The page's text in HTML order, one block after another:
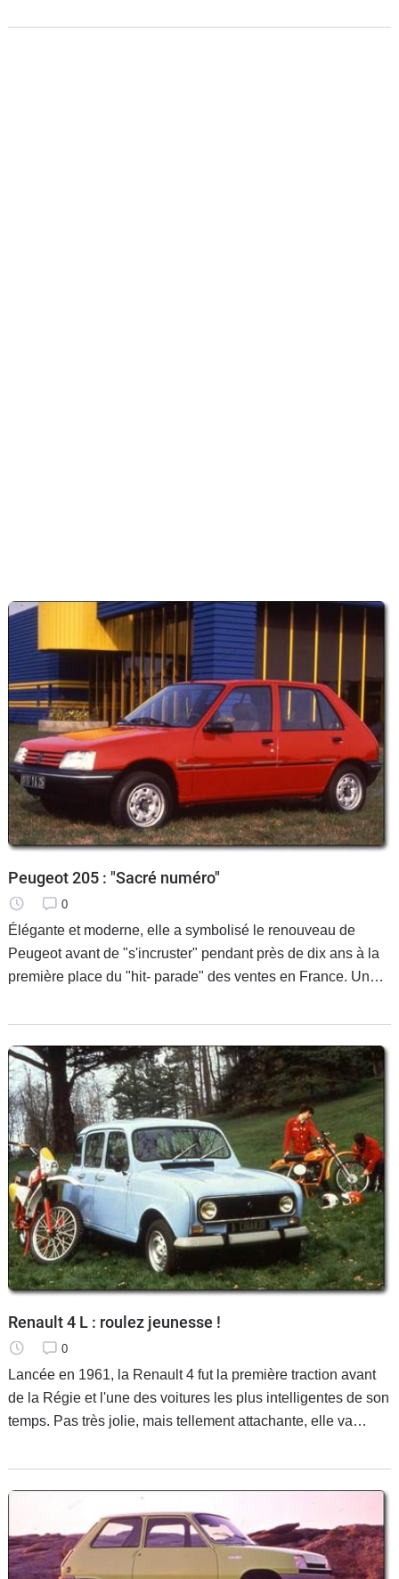
Peugeot 205 : "Sacré numéro"
0
Élégante et moderne, elle a symbolisé le renouveau de
Peugeot avant de "s'incruster" pendant près de dix ans à la
première place du "hit- parade" des ventes en France. Un
Renault 4 L : roulez jeunesse !
0
Lancée en 1961, la Renault 4 fut la première traction avant
de la Régie et l'une des voitures les plus intelligentes de son
temps. Pas très jolie, mais tellement attachante, elle va